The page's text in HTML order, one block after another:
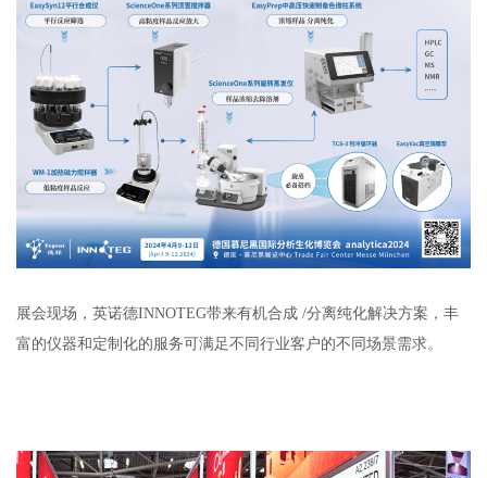
展会现场，英诺德INNOTEG带来有机合成 /分离纯化解决方案，丰
富的仪器和定制化的服务可满足不同行业客户的不同场景需求。